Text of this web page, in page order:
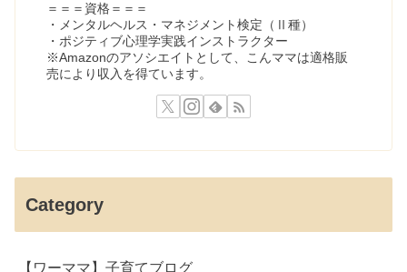
＝＝＝資格＝＝＝
・メンタルヘルス・マネジメント検定（Ⅱ種）
・ポジティブ心理学実践インストラクター
※Amazonのアソシエイトとして、こんママは適格販
売により収入を得ています。
Category
【ワーママ】子育てブログ